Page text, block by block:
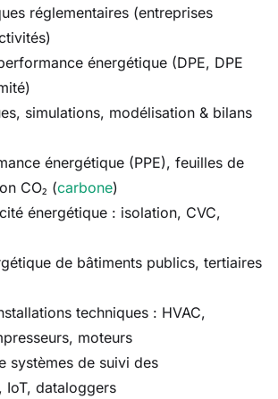
réglementaires (entreprises
énergétique (DPE, DPE
simulations, modélisation & bilans
énergétique (PPE), feuilles de
CO₂ (carbone)
énergétique : isolation, CVC,
de bâtiments publics, tertiaires
techniques : HVAC,
moteurs
systèmes de suivi des
IoT, dataloggers